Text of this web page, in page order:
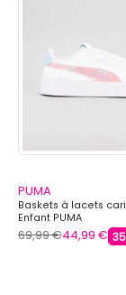
PUMA
Baskets à lacets
Enfant PUMA
69,99 €44,99 €